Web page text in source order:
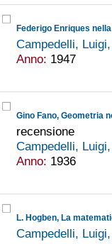
Campedelli,
Anno: 1947
recensione
Campedelli,
Anno: 1936
L. Hogben, La
Campedelli,